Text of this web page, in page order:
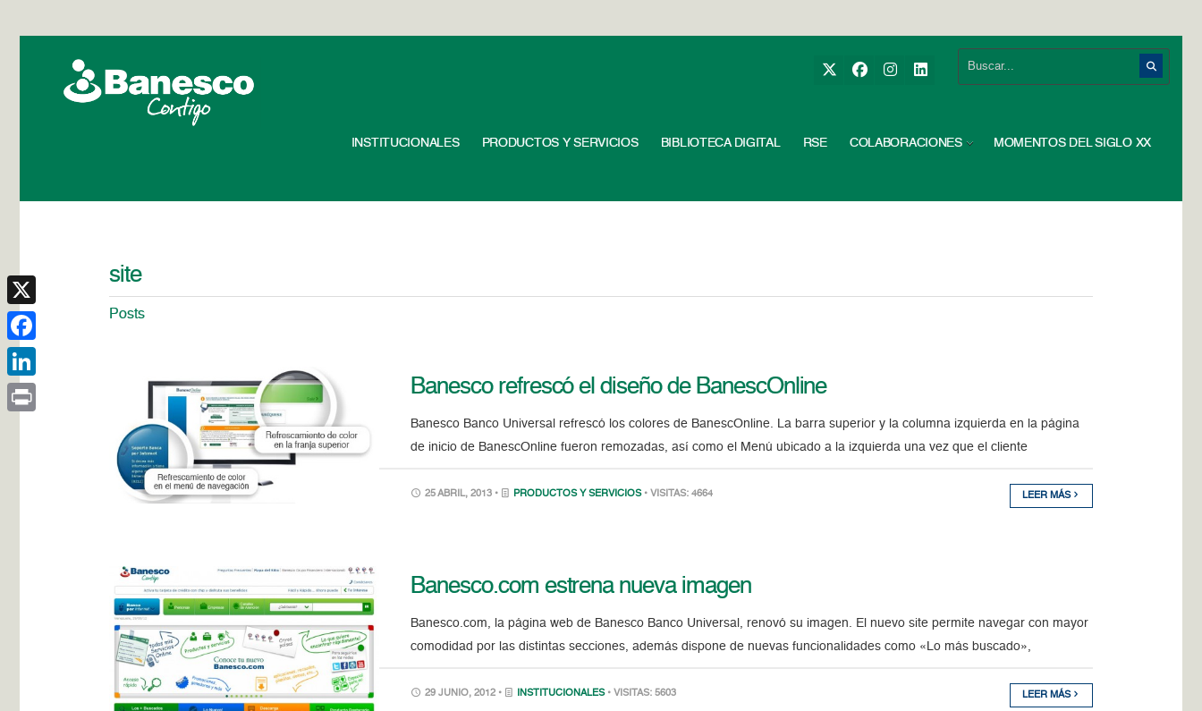
INSTITUCIONALES PRODUCTOS Y SERVICIOS BIBLIOTECA DIGITAL RSE COLABORACIONES MOMENTOS DEL SIGLO XX
site
Posts
Banesco refrescó el diseño de BanescOnline
Banesco Banco Universal refrescó los colores de BanescOnline. La barra superior y la columna izquierda en la página
de inicio de BanescOnline fueron remozadas, así como el Menú ubicado a la izquierda una vez que el cliente
25 ABRIL, 2013 • PRODUCTOS Y SERVICIOS • VISITAS: 4664 LEER MÁS
Banesco.com estrena nueva imagen
Banesco.com, la página web de Banesco Banco Universal, renovó su imagen. El nuevo site permite navegar con mayor
comodidad por las distintas secciones, además dispone de nuevas funcionalidades como «Lo más buscado»,
29 JUNIO, 2012 • INSTITUCIONALES • VISITAS: 5603 LEER MÁS
X
Facebook
LinkedIn